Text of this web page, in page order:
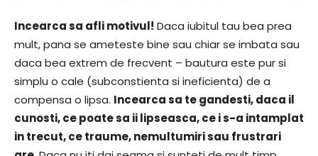
Incearca sa afli motivul! Daca iubitul tau bea prea
mult, pana se ameteste bine sau chiar se imbata sau
daca bea extrem de frecvent – bautura este pur si
simplu o cale (subconstienta si ineficienta) de a
compensa o lipsa. Incearca sa te gandesti, daca il
cunosti, ce poate sa ii lipseasca, ce i s-a intamplat
in trecut, ce traume, nemultumiri sau frustrari